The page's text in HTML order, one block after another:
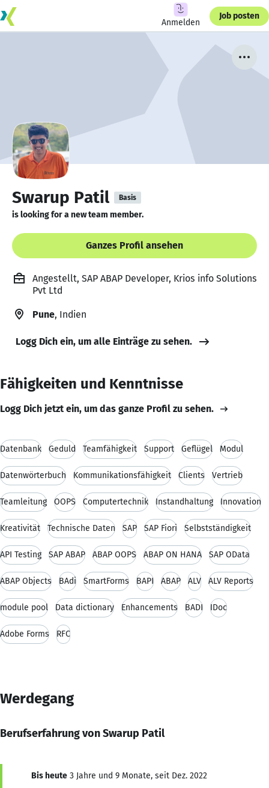
Anmelden
Job posten
Swarup Patil Basis
is looking for a new team member.
Ganzes Profil ansehen
Angestellt, SAP ABAP Developer, Krios info Solutions
Pvt Ltd
Pune, Indien
Logg Dich ein, um alle Einträge zu sehen.
Fähigkeiten und Kenntnisse
Logg Dich jetzt ein, um das ganze Profil zu sehen.
Datenbank Geduld Teamfähigkeit Support Geflügel Modul
Datenwörterbuch Kommunikationsfähigkeit Clients Vertrieb
Teamleitung OOPS Computertechnik Instandhaltung Innovation
Kreativität Technische Daten SAP SAP Fiori Selbstständigkeit
API Testing SAP ABAP ABAP OOPS ABAP ON HANA SAP OData
ABAP Objects BAdi SmartForms BAPI ABAP ALV ALV Reports
module pool Data dictionary Enhancements BADI IDoc
Adobe Forms RFC
Werdegang
Berufserfahrung von Swarup Patil
Bis heute 3 Jahre und 9 Monate, seit Dez. 2022